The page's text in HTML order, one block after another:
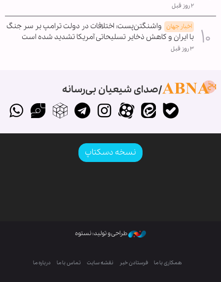
۲ روز قبل
اخبار جهان واشنگتن‌پست: اختلافات در دولت ترامپ بر سر جنگ
با ایران و کاهش ذخایر تسلیحاتی آمریکا تشدید شده است
۳ روز قبل
صدای شیعیان بی‌رسانه
نسخه دسکتاپ
طراحی و تولید: نستوه
همکاری با ما فرستادن خبر نقشه سایت تماس با ما درباره ما